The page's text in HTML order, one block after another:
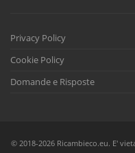
Privacy Policy
Cookie Policy
Domande e Risposte
© 2018-2026 Ricambieco.eu. E'